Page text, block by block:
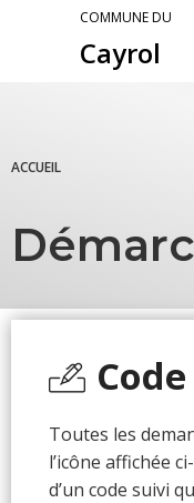
COMMUNE DU
Cayrol
ACCUEIL
Toutes les
l’icône affichée
d’un code suivi